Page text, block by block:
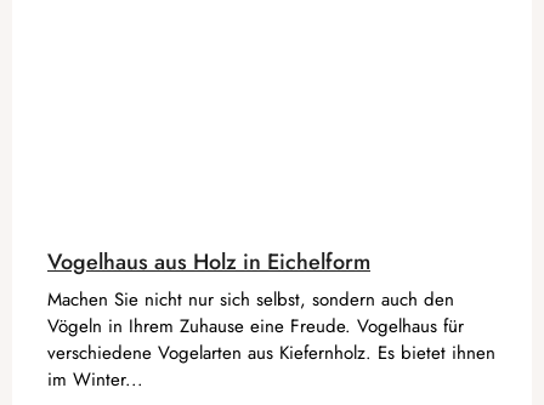
Vogelhaus aus Holz in Eichelform
Machen Sie nicht nur sich selbst, sondern auch den
Vögeln in Ihrem Zuhause eine Freude. Vogelhaus für
verschiedene Vogelarten aus Kiefernholz. Es bietet ihnen
im Winter...